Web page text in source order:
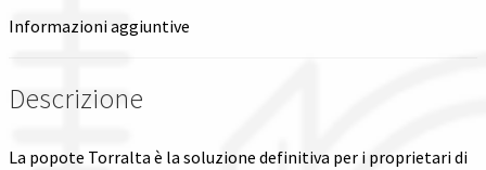
Informazioni aggiuntive
Descrizione
La popote Torralta è la soluzione definitiva per i proprietari di